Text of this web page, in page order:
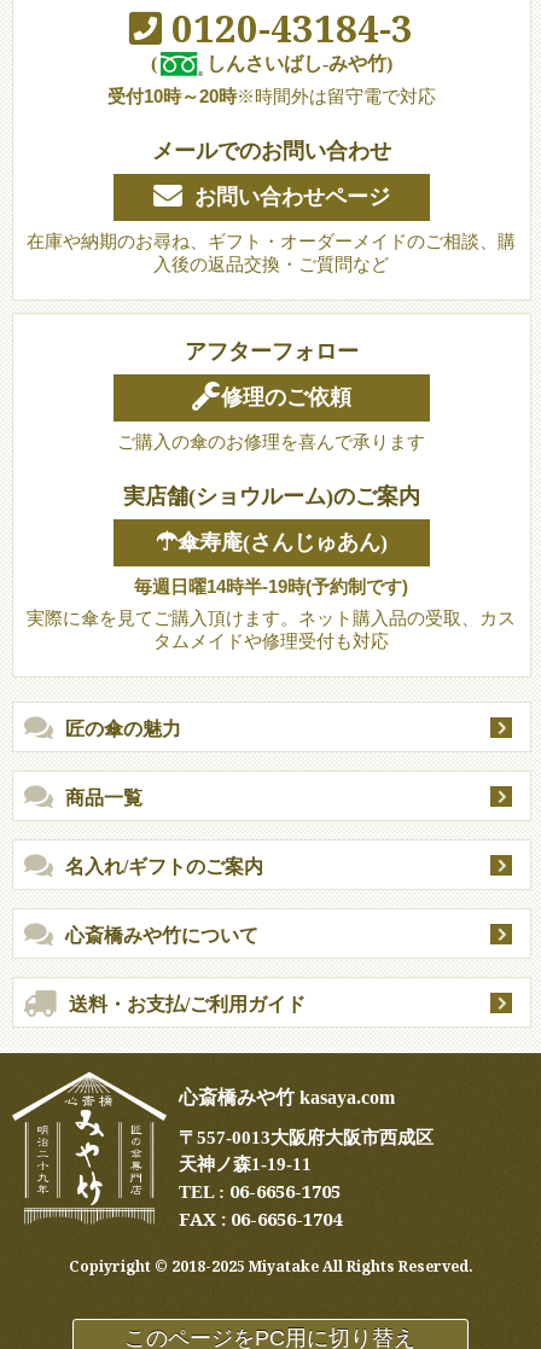
0120-43184-3
(
しんさいばし-みや竹)
受付10時～20時※時間外は留守電で対応
メールでのお問い合わせ
お問い合わせページ
在庫や納期のお尋ね、ギフト・オーダーメイドのご相談、購
入後の返品交換・ご質問など
アフターフォロー
修理のご依頼
ご購入の傘のお修理を喜んで承ります
実店舗(ショウルーム)のご案内
☂傘寿庵(さんじゅあん)
毎週日曜14時半-19時(予約制です)
実際に傘を見てご購入頂けます。ネット購入品の受取、カス
タムメイドや修理受付も対応
匠の傘の魅力
商品一覧
名入れ/ギフトのご案内
心斎橋みや竹について
送料・お支払/ご利用ガイド
心斎橋みや竹 kasaya.com
〒557-0013大阪府大阪市西成区
天神ノ森1-19-11
TEL : 06-6656-1705
FAX : 06-6656-1704
Copiyright ©︎ 2018-2025 Miyatake All Rights Reserved.
このページをPC用に切り替え